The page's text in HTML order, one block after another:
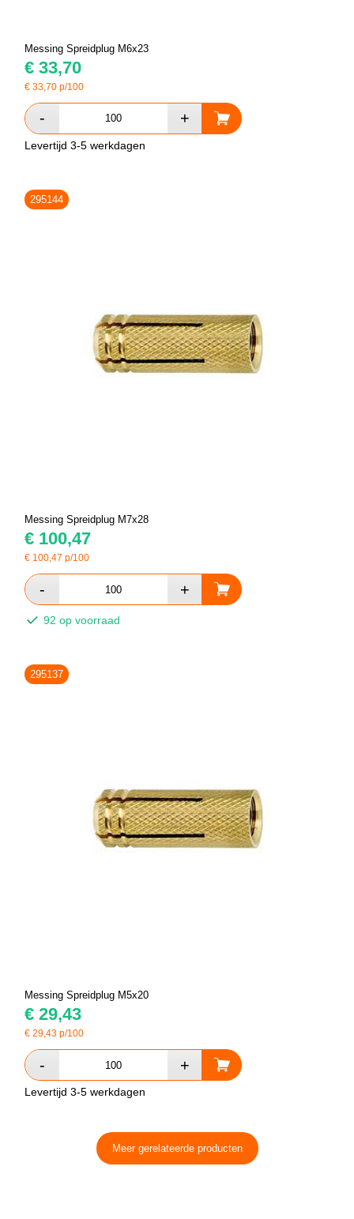
Messing Spreidplug M6x23
€ 33,70
€33,70 p/100
Levertijd 3-5 werkdagen
295144
Messing Spreidplug M7x28
€ 100,47
€ 100,47 p/100
92 op voorraad
295137
Messing Spreidplug M5x20
€ 29,43
€29,43 p/100
Levertijd 3-5 werkdagen
Meer gerelateerde producten